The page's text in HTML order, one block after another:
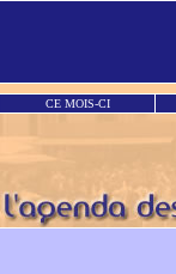
CE MOIS-CI